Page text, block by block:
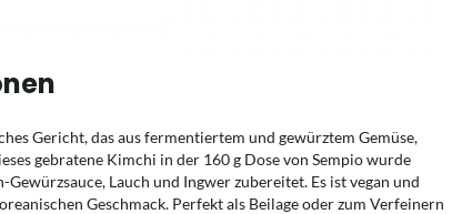
Gericht, das aus fermentiertem und gewürztem Gemüse,
gebratene Kimchi in der 160 g Dose von Sempio wurde
Lauch und Ingwer zubereitet. Es ist vegan und
Geschmack. Perfekt als Beilage oder zum Verfeinern